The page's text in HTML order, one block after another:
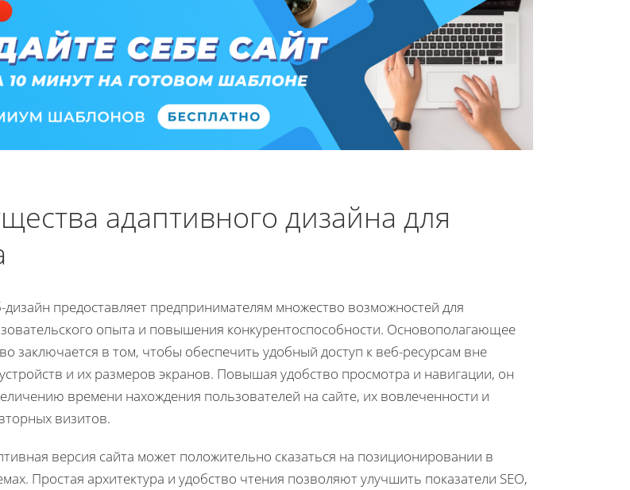
адаптивного дизайна для
предоставляет предпринимателям множество возможностей для
опыта и повышения конкурентоспособности. Основополагающее
заключается в том, чтобы обеспечить удобный доступ к веб-ресурсам вне
и их размеров экранов. Повышая удобство просмотра и навигации, он
времени нахождения пользователей на сайте, их вовлеченности и
визитов.
версия сайта может положительно сказаться на позиционировании в
Простая архитектура и удобство чтения позволяют улучшить показатели SEO,